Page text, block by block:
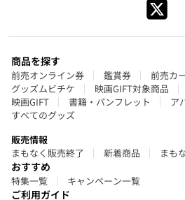
商品を探す
前売オンライン券 鑑賞券
前売カ
グッズムビチケ
映画GIFT対象商品
映画GIFT
書籍・パンフレット ア
すべてのグッズ
販売情報
まもなく販売終了
新着商品 まも
おすすめ
特集一覧 キャンペーン一覧
ご利用ガイド